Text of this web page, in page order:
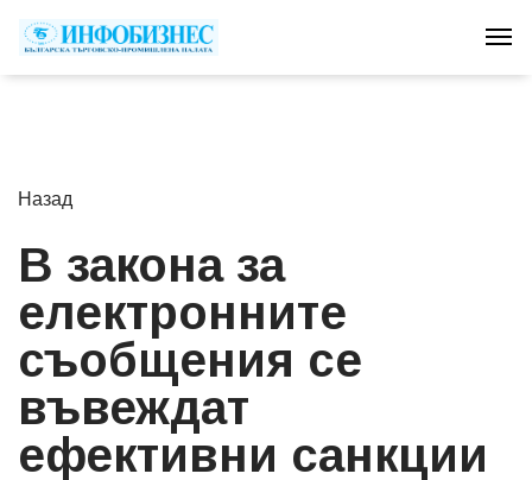
Назад
В закона за
електронните
съобщения се
въвеждат
ефективни санкции